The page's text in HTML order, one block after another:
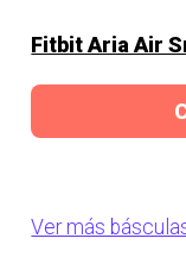
Fitbit Aria Air
Ver más